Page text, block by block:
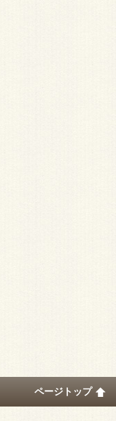
ページトップ